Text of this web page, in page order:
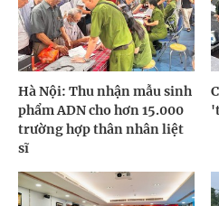
Hà Nội: Thu nhận mẫu sinh
phẩm ADN cho hơn 15.000
trường hợp thân nhân liệt
sĩ